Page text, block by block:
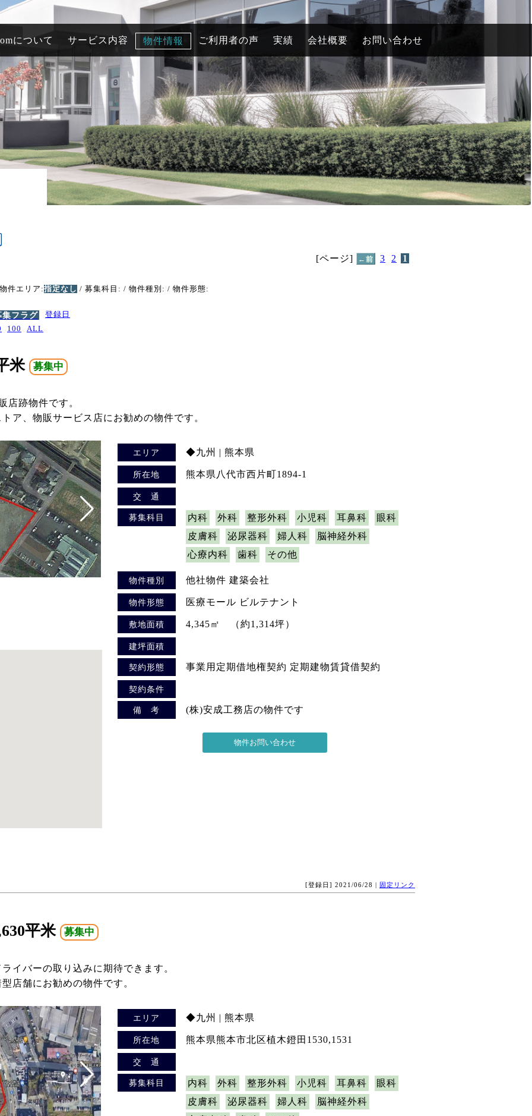
について サービス内容 物件情報 ご利用者の声 実績 会社概要 お問い合わせ
[ページ] ←前 3 2 1
件エリア:指定なし / 募集科目: / 物件種別: / 物件形態:
フラグ
登録日
100 ALL
米 募集中
店跡物件です。
ア、物販サービス店にお勧めの物件です。
エリア ◆九州 | 熊本県
所在地 熊本県八代市西片町1894-1
交 通
募集科目 内科 外科 整形外科 小児科 耳鼻科
眼科
皮膚科
泌尿器科 婦人科
脳神経外科
心療内科
歯科 その他
物件種別 他社物件 建築会社
物件形態 医療モール ビルテナント
敷地面積 4,345㎡ （約1,314坪）
建坪面積
契約形態 事業用定期借地権契約 定期建物賃貸借契約
契約条件
備 考 (株)安成工務店の物件です
[登録日] 2021/06/28 | 固定リンク
平米 募集中
イバーの取り込みに期待できます。
店舗にお勧めの物件です。
エリア ◆九州 | 熊本県
所在地 熊本県熊本市北区植木鐙田1530,1531
交 通
募集科目 内科 外科 整形外科 小児科 耳鼻科
眼科
皮膚科
泌尿器科 婦人科
脳神経外科